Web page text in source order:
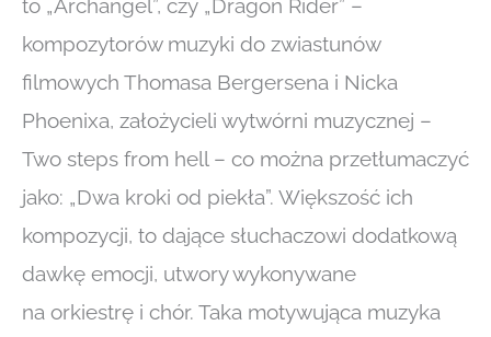
to „Archangel”, czy „Dragon Rider” –
kompozytorów muzyki do zwiastunów
filmowych Thomasa Bergersena i Nicka
Phoenixa, założycieli wytwórni muzycznej –
Two steps from hell – co można przetłumaczyć
jako: „Dwa kroki od piekła”. Większość ich
kompozycji, to dające słuchaczowi dodatkową
dawkę emocji, utwory wykonywane
na orkiestrę i chór. Taka motywująca muzyka